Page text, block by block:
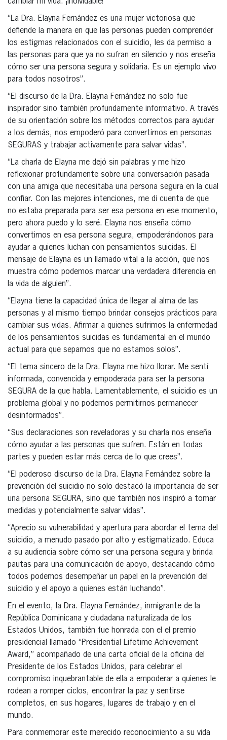
“La Dra. Elayna Fernández es una mujer victoriosa que
defiende la manera en que las personas pueden comprender
los estigmas relacionados con el suicidio, les da permiso a
las personas para que ya no sufran en silencio y nos enseña
cómo ser una persona segura y solidaria. Es un ejemplo vivo
para todos nosotros”.
“El discurso de la Dra. Elayna Fernández no solo fue
inspirador sino también profundamente informativo. A través
de su orientación sobre los métodos correctos para ayudar
a los demás, nos empoderó para convertirnos en personas
SEGURAS y trabajar activamente para salvar vidas”.
“La charla de Elayna me dejó sin palabras y me hizo
reflexionar profundamente sobre una conversación pasada
con una amiga que necesitaba una persona segura en la cual
confiar. Con las mejores intenciones, me di cuenta de que
no estaba preparada para ser esa persona en ese momento,
pero ahora puedo y lo seré. Elayna nos enseña cómo
convertirnos en esa persona segura, empoderándonos para
ayudar a quienes luchan con pensamientos suicidas. El
mensaje de Elayna es un llamado vital a la acción, que nos
muestra cómo podemos marcar una verdadera diferencia en
la vida de alguien”.
“Elayna tiene la capacidad única de llegar al alma de las
personas y al mismo tiempo brindar consejos prácticos para
cambiar sus vidas. Afirmar a quienes sufrimos la enfermedad
de los pensamientos suicidas es fundamental en el mundo
actual para que sepamos que no estamos solos”.
“El tema sincero de la Dra. Elayna me hizo llorar. Me sentí
informada, convencida y empoderada para ser la persona
SEGURA de la que habla. Lamentablemente, el suicidio es un
problema global y no podemos permitirnos permanecer
desinformados”.
“Sus declaraciones son reveladoras y su charla nos enseña
cómo ayudar a las personas que sufren. Están en todas
partes y pueden estar más cerca de lo que crees”.
“El poderoso discurso de la Dra. Elayna Fernández sobre la
prevención del suicidio no solo destacó la importancia de ser
una persona SEGURA, sino que también nos inspiró a tomar
medidas y potencialmente salvar vidas”.
“Aprecio su vulnerabilidad y apertura para abordar el tema del
suicidio, a menudo pasado por alto y estigmatizado. Educa
a su audiencia sobre cómo ser una persona segura y brinda
pautas para una comunicación de apoyo, destacando cómo
todos podemos desempeñar un papel en la prevención del
suicidio y el apoyo a quienes están luchando”.
En el evento, la Dra. Elayna Fernández, inmigrante de la
República Dominicana y ciudadana naturalizada de los
Estados Unidos, también fue honrada con el el premio
presidencial llamado “Presidential Lifetime Achievement
Award,” acompañado de una carta oficial de la oficina del
Presidente de los Estados Unidos, para celebrar el
compromiso inquebrantable de ella a empoderar a quienes le
rodean a romper ciclos, encontrar la paz y sentirse
completos, en sus hogares, lugares de trabajo y en el
mundo.
Para conmemorar este merecido reconocimiento a su vida